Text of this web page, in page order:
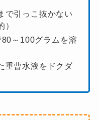
で引っこ抜かない
）
～100グラムを溶
重曹水液をドクダ